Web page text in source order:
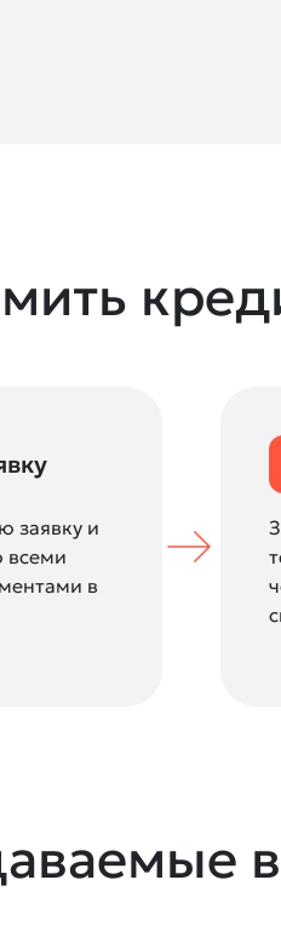
заявку и
всеми
в